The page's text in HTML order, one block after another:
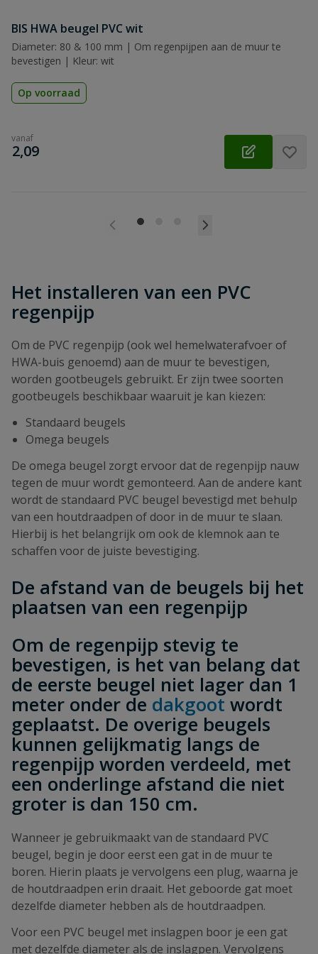
BIS HWA beugel PVC wit
Diameter: 80 & 100 mm | Om regenpijpen aan de muur te
bevestigen | Kleur: wit
Op voorraad
vanaf
€
2,09
Het installeren van een PVC
regenpijp
Om de PVC regenpijp (ook wel hemelwaterafvoer of
HWA-buis genoemd) aan de muur te bevestigen,
worden gootbeugels gebruikt. Er zijn twee soorten
gootbeugels beschikbaar waaruit je kan kiezen:
Standaard beugels
Omega beugels
De omega beugel zorgt ervoor dat de regenpijp nauw
tegen de muur wordt gemonteerd. Aan de andere kant
wordt de standaard PVC beugel bevestigd met behulp
van een houtdraadpen of door in de muur te slaan.
Hierbij is het belangrijk om ook de klemnok aan te
schaffen voor de juiste bevestiging.
De afstand van de beugels bij het
plaatsen van een regenpijp
Om de regenpijp stevig te
bevestigen, is het van belang dat
de eerste beugel niet lager dan 1
meter onder de dakgoot wordt
geplaatst. De overige beugels
kunnen gelijkmatig langs de
regenpijp worden verdeeld, met
een onderlinge afstand die niet
groter is dan 150 cm.
Wanneer je gebruikmaakt van de standaard PVC
beugel, begin je door eerst een gat in de muur te
boren. Hierin plaats je vervolgens een plug, waarna je
de houtdraadpen erin draait. Het geboorde gat moet
dezelfde diameter hebben als de houtdraadpen.
Voor een PVC beugel met inslagpen boor je een gat
met dezelfde diameter als de inslagpen. Vervolgens